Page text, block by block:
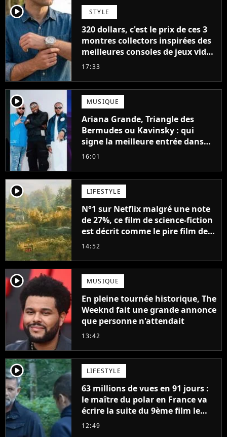
player2 STYLE
320 dollars, c'est le prix de ces 3
montres collectors inspirées des
meilleures consoles de jeux vidéo
des années 90
17:33
player2 MUSIQUE
Ariana Grande, Triangle des
Bermudes ou Kavinsky : qui
signe la meilleure entrée dans
les charts français cette semaine
16:01
player2 LIFESTYLE
N°1 sur Netflix malgré une note
de 27%, ce film de science-fiction
est décrit comme le pire film de
l'été 2026
14:52
player2 MUSIQUE
En pleine tournée historique, The
Weeknd fait une grande annonce
que personne n'attendait
13:42
player2 LIFESTYLE
63 millions de vues en 91 jours :
le maître du polar en France va
écrire la suite du 9ème film le
plus regardé sur Netflix
12:49